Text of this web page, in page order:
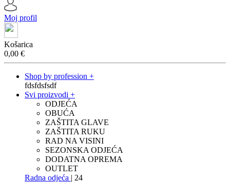
Moj profil
Košarica
0,00 €
Shop by profession +
fdsfdsfsdf
Svi proizvodi +
ODJEĆA
OBUĆA
ZAŠTITA GLAVE
ZAŠTITA RUKU
RAD NA VISINI
SEZONSKA ODJEĆA
DODATNA OPREMA
OUTLET
Radna odjeća | 24